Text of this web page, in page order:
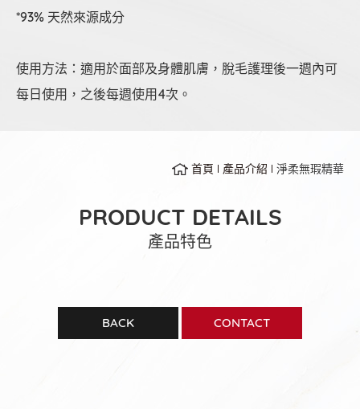
*93% 天然來源成分
使用方法：適用於面部及身體肌膚，脫毛護理後一週內可
每日使用，之後每週使用4次。
首頁 產品介紹 淨柔無瑕精華
PRODUCT DETAILS
產品特色
BACK CONTACT